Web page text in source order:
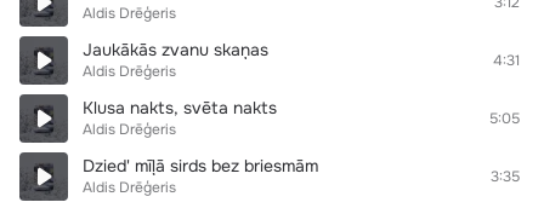
Aldis Drēģeris
Jaukākās zvanu skaņas
Aldis Drēģeris
4:31
Klusa nakts, svēta nakts
Aldis Drēģeris
5:05
Dzied' mīļā sirds bez briesmām
Aldis Drēģeris
3:35